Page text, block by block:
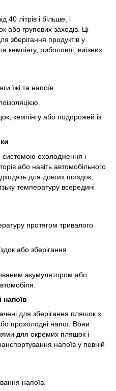
40 літрів і більше, і
або групових заходів. Ці
зберігання продуктів у
кемпінгу, риболовлі, виїзних
їжі та напоїв.
кемпінгу або подорожей із
охолодження і
або навіть автомобільного
для довгих поїздок,
температуру всередині
протягом тривалого
або зберігання
акумулятором або
для зберігання пляшок з
прохолодні напої. Вони
для окремих пляшок і
напоїв у певній
напоїв.